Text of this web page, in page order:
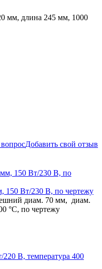
мм, длина 245 мм, 1000
Добавить свой отзыв
150 Вт/230 В, по чертежу
диам. 70 мм, диам.
°C, по чертежу